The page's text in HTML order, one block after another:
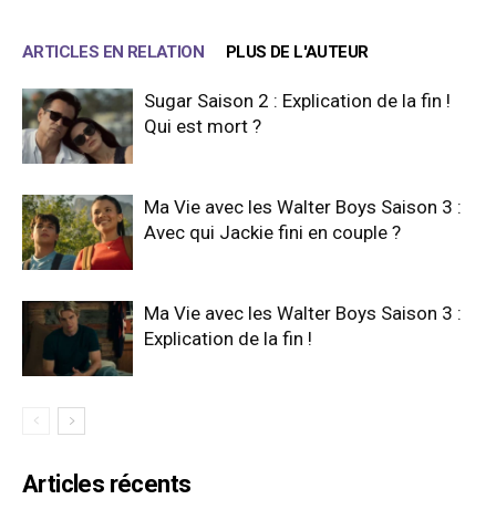
ARTICLES EN RELATION PLUS DE L'AUTEUR
Sugar Saison 2 : Explication de la fin !
Qui est mort ?
Ma Vie avec les Walter Boys Saison 3 :
Avec qui Jackie fini en couple ?
Ma Vie avec les Walter Boys Saison 3 :
Explication de la fin !
Articles récents